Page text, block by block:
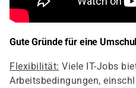
Gute Gründe für eine
Flexibilität: Viele IT-Jobs
Arbeitsbedingungen,